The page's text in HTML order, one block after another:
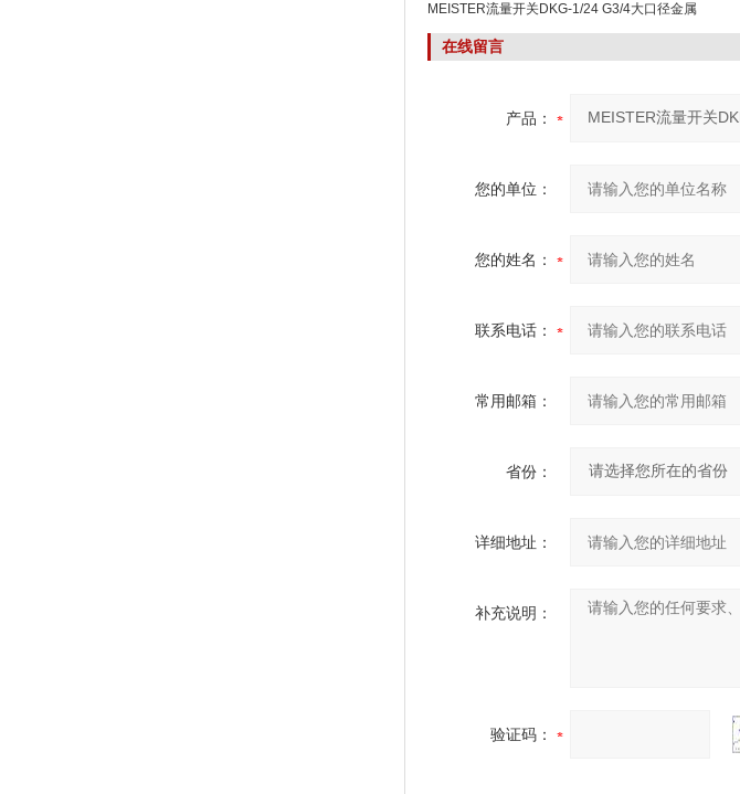
MEISTER流量开关DKG-1/24 G3/4大口径金属
在线留言
产品：
您的单位：
您的姓名：
联系电话：
常用邮箱：
省份：
详细地址：
补充说明：
验证码：